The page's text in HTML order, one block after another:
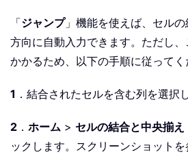
「ジャンプ」機能を使えば、セル
方向に自動入力できます。ただし
かかるため、以下の手順に従ってく
1 ．結合されたセルを含む列を選択
2 ． ホーム > セルの結合と中央揃え
ックします。スクリーンショットを